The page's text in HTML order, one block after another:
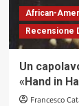
African-
Recensione
Un
«Hand in
Francesco